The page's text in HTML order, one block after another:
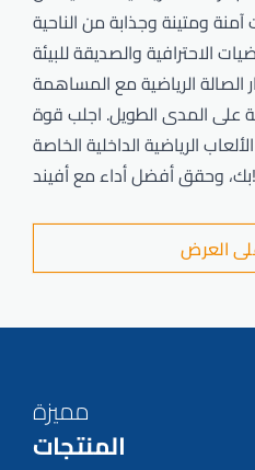
ومتينة وجذابة من الناحية
الاحترافية والصديقة للبيئة
الصالة الرياضية مع المساهمة
على المدى الطويل. اجلب قوة
الرياضية الداخلية الخاصة
بك، وحقق أفضل أداء مع أفيند!
العرض
مميزة
المنتجات